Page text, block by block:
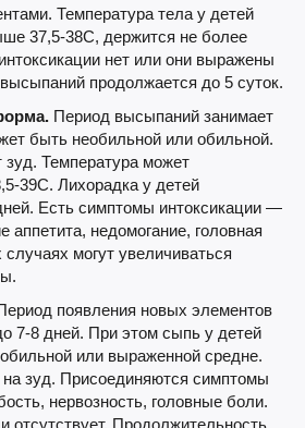
Температура тела у детей
37,5-38С, держится не более
нет или они выражены
продолжается до 5 суток.
Период высыпаний занимает
быть необильной или обильной.
зуд. Температура может
39С. Лихорадка у детей
Есть симптомы интоксикации —
аппетита, недомогание, головная
могут увеличиваться
появления новых элементов
7-8 дней. При этом сыпь у детей
или выраженной средне.
зуд. Присоединяются симптомы
нервозность, головные боли.
отсутствует. Продолжительность